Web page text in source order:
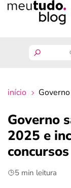
finanças
benefícios
início
Governo
2025 e
concursos
5 min leitura